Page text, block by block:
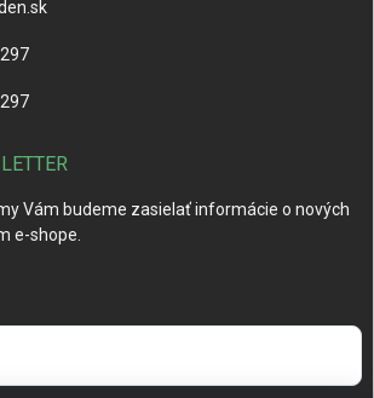
Vám budeme zasielať informácie o nových
e-shope.